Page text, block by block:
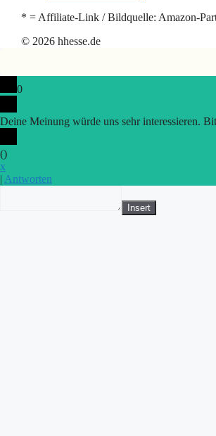
* = Affiliate-Link / Bildquelle: Amazon-
© 2026 hhesse.de
0
Deine Meinung würde uns sehr interessieren.
()
x
| Antworten
Insert